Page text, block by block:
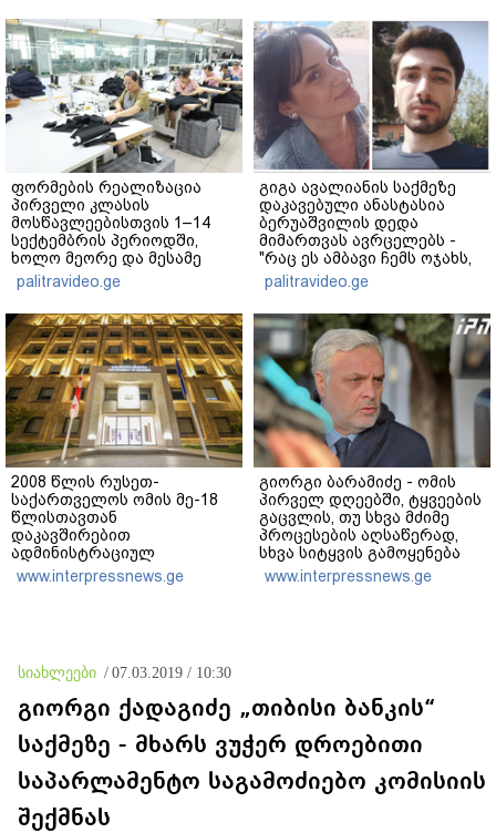
ფორმების რეალიზაცია
პირველი კლასის
მოსწავლეებისთვის 1–14
სექტემბრის პერიოდში,
ხოლო მეორე და მესამე
ეტაპებზე...
palitravideo.ge
გიგა ავალიანის საქმეზე
დაკავებული ანასტასია
ბერუაშვილის დედა
მიმართვას ავრცელებს -
"რაც ეს ამბავი ჩემს ოჯახს,
ჩემს ანასტასიას გადახდა
თავს, მის მერე მე მე არ
ვარ"
palitravideo.ge
2008 წლის რუსეთ-
საქართველოს ომის მე-18
წლისთავთან
დაკავშირებით
ადმინისტრაციულ
შენობებზე სახელმწიფო
დროშები დაეშვა
www.interpressnews.ge
გიორგი ბარამიძე - ომის
პირველ დღეებში, ტყვეების
გაცვლის, თუ სხვა მძიმე
პროცესების აღსაწერად,
სხვა სიტყვის გამოყენება
აჯობებდა - არასდროს
მითქვამს, რომ ჩვენები
www.interpressnews.ge
სიახლეები / 07.03.2019 / 10:30
გიორგი ქადაგიძე „თიბისი ბანკის“
საქმეზე - მხარს ვუჭერ დროებითი
საპარლამენტო საგამოძიებო კომისიის
შექმნას